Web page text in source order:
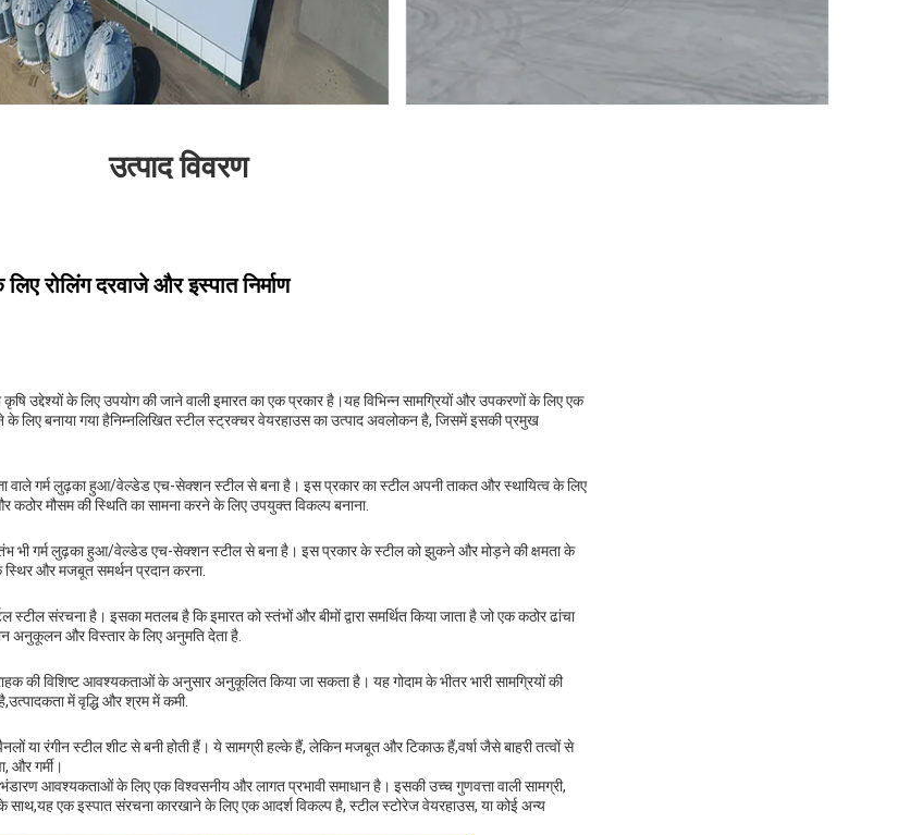
उत्पाद विवरण
रोलिंग दरवाजे और इस्पात निर्माण
कृषि उद्देश्यों के लिए उपयोग की जाने वाली इमारत का एक प्रकार है।यह विभिन्न सामग्रियों और उपकरणों के लिए एक
लिए बनाया गया हैनिम्नलिखित स्टील स्ट्रक्चर वेयरहाउस का उत्पाद अवलोकन है, जिसमें इसकी प्रमुख
वाले गर्म लुढ़का हुआ/वेल्डेड एच-सेक्शन स्टील से बना है। इस प्रकार का स्टील अपनी ताकत और स्थायित्व के लिए
कठोर मौसम की स्थिति का सामना करने के लिए उपयुक्त विकल्प बनाना.
भी गर्म लुढ़का हुआ/वेल्डेड एच-सेक्शन स्टील से बना है। इस प्रकार के स्टील को झुकने और मोड़ने की क्षमता के
स्थिर और मजबूत समर्थन प्रदान करना.
संरचना है। इसका मतलब है कि इमारत को स्तंभों और बीमों द्वारा समर्थित किया जाता है जो एक कठोर ढांचा
अनुकूलन और विस्तार के लिए अनुमति देता है.
की विशिष्ट आवश्यकताओं के अनुसार अनुकूलित किया जा सकता है। यह गोदाम के भीतर भारी सामग्रियों की
में वृद्धि और श्रम में कमी.
या रंगीन स्टील शीट से बनी होती हैं। ये सामग्री हल्के हैं, लेकिन मजबूत और टिकाऊ हैं,वर्षा जैसे बाहरी तत्वों से
और गर्मी।
आवश्यकताओं के लिए एक विश्वसनीय और लागत प्रभावी समाधान है। इसकी उच्च गुणवत्ता वाली सामग्री,
एक इस्पात संरचना कारखाने के लिए एक आदर्श विकल्प है, स्टील स्टोरेज वेयरहाउस, या कोई अन्य